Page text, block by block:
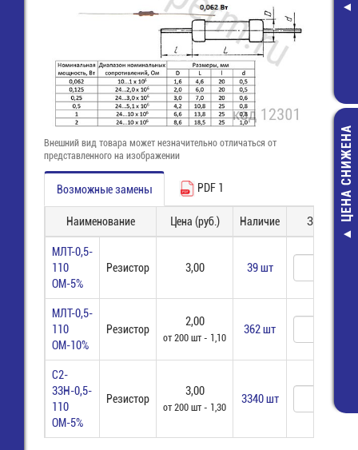
2,00 руб.
24,00 руб.
ЦЕНА СНИЖЕНА
Внешний вид товара может незначительно отличаться от
представленного на изображении
Возможные замены PDF 1
Наименование Цена (руб.) Наличие Заказ
МЛТ-0,5-
110
ОМ-5%
Резистор 3,00 39 шт
МЛТ-0,5-
110
ОМ-10%
Резистор
2,00
от 200 шт - 1,10
362 шт
С2-
33Н-0,5-
110
ОМ-5%
Резистор
3,00
от 200 шт - 1,30
3340 шт